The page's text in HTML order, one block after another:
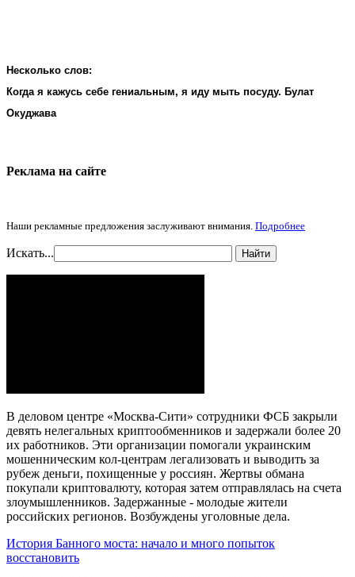
Несколько слов:
Когда я кажусь себе гениальным, я иду мыть посуду. Булат
Окуджава
Реклама на cайте
Наши рекламные предложения заслуживают внимания. Подробнее
Искать... Найти
В деловом центре «Москва-Сити» сотрудники ФСБ закрыли
девять нелегальных криптообменников и задержали более 20
их работников. Эти организации помогали украинским
мошенническим кол-центрам легализовать и выводить за
рубеж деньги, похищенные у россиян. Жертвы обмана
покупали криптовалюту, которая затем отправлялась на счета
злоумышленников. Задержанные - молодые жители
российских регионов. Возбуждены уголовные дела.
История Банного моста: начало и много попыток
восстановить